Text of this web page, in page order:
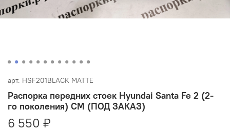
арт. HSF201BLACK MATTE
Распорка передних стоек Hyundai Santa Fe 2 (2-
го поколения) CM (ПОД ЗАКАЗ)
6 550 ₽